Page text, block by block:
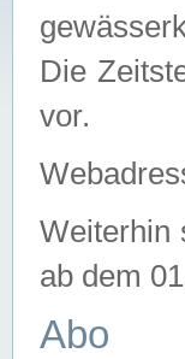
Die
vor.
Weiterhin
ab dem
Abo